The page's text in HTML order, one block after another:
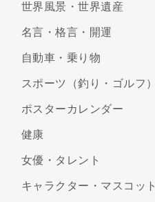
世界風景・世界遺産
名言・格言・開運
自動車・乗り物
スポーツ（釣り・ゴルフ）
ポスターカレンダー
健康
女優・タレント
キャラクター・マスコット